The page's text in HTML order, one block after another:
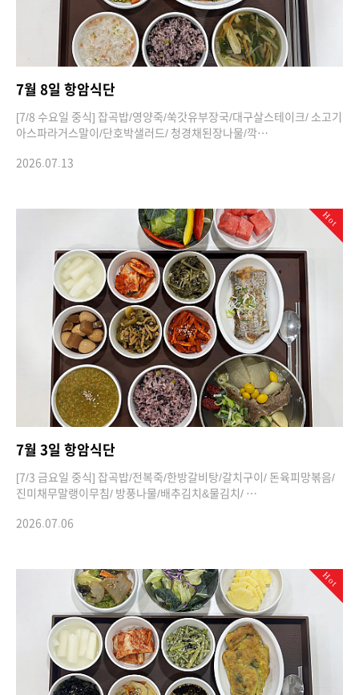
7월 8일 항암식단
[7/8 수요일 중식] 잡곡밥/영양죽/쑥갓유부장국/대구살스테이크/ 소고기
아스파라거스말이/단호박샐러드/ 청경채된장나물/깍…
2026.07.13
Hot
7월 3일 항암식단
[7/3 금요일 중식] 잡곡밥/전복죽/한방갈비탕/갈치구이/ 돈육피망볶음/
진미채무말랭이무침/ 방풍나물/배추김치&물김치/ …
2026.07.06
Hot